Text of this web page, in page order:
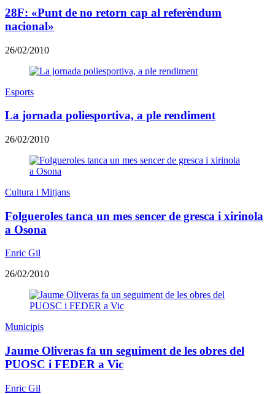
28F: «Punt de no retorn cap al referèndum
nacional»
26/02/2010
Esports
La jornada poliesportiva, a ple rendiment
26/02/2010
Cultura i Mitjans
Folgueroles tanca un mes sencer de gresca i xirinola
a Osona
Enric Gil
26/02/2010
Municipis
Jaume Oliveras fa un seguiment de les obres del
PUOSC i FEDER a Vic
Enric Gil